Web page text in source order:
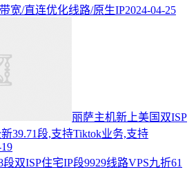
宽/直连优化线路/原生IP2024-04-25
丽萨主机新上美国双ISP
39.71段,支持Tiktok业务,支持
双ISP住宅IP段9929线路VPS九折61